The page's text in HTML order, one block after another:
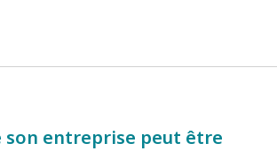
son entreprise peut être